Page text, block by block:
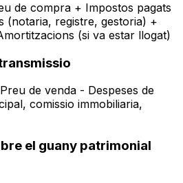
de compra + Impostos pagats
(notaria, registre, gestoria) +
(si va estar llogat)
de venda - Despeses de
comissio immobiliaria,
el guany patrimonial